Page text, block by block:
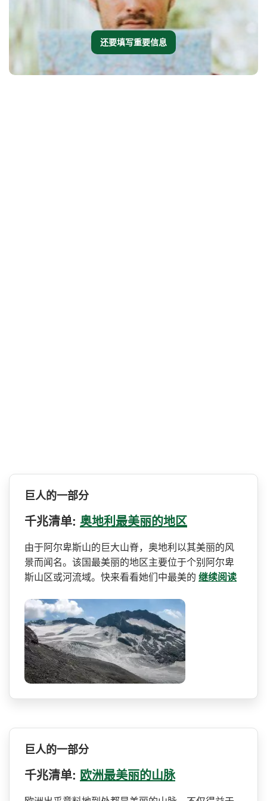
还要填写重要信息
巨人的一部分
千兆清单: 奥地利最美丽的地区
由于阿尔卑斯山的巨大山脊，­奥地利以其美丽的风
景而闻名。该国最美丽的地区主要­位于个别阿尔卑
斯山区或河流域。快来看看她们中最美的 继续阅读
巨人的一部分
千兆清单: 欧洲最美丽的山脉